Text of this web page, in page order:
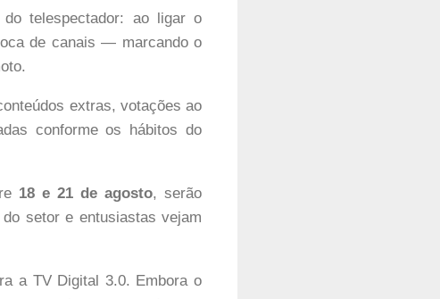
telespectador: ao ligar o
de canais — marcando o
extras, votações ao
conforme os hábitos do
18 e 21 de agosto, serão
setor e entusiastas vejam
a TV Digital 3.0. Embora o